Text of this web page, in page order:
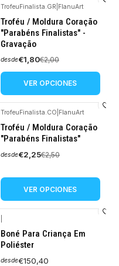
-10%
OFF
TrofeuFinalista.GR FlanuArt
Troféu / Moldura Coração
"Parabéns Finalistas" -
Gravação
desde€1,80€2,00
VER OPCIONES
-10%
OFF
TrofeuFinalista.CO FlanuArt
Troféu / Moldura Coração
"Parabéns Finalistas"
desde€2,25€2,50
VER OPCIONES
Boné Para Criança Em
Poliéster
desde€150,40